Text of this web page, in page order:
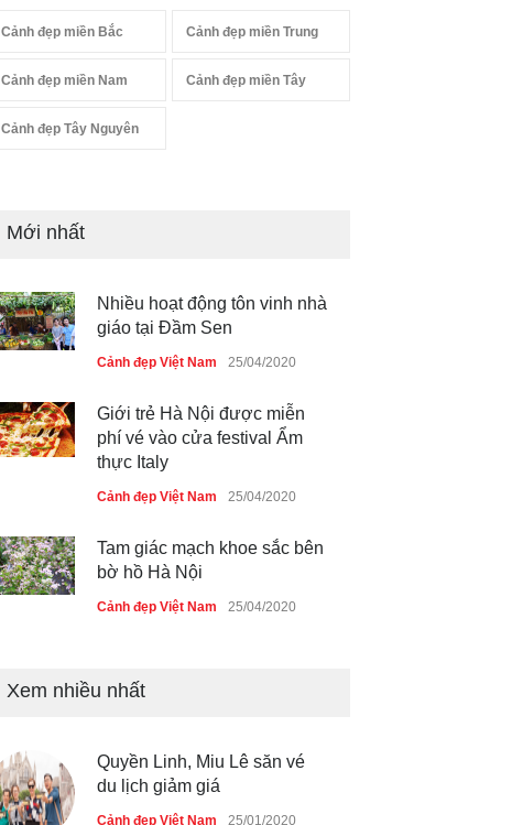
Cảnh đẹp miền Bắc Cảnh đẹp miền Trung
Cảnh đẹp miền Nam Cảnh đẹp miền Tây
Cảnh đẹp Tây Nguyên
Mới nhất
Nhiều hoạt động tôn vinh nhà
giáo tại Đầm Sen
Cảnh đẹp Việt Nam 25/04/2020
Giới trẻ Hà Nội được miễn
phí vé vào cửa festival Ẩm
thực Italy
Cảnh đẹp Việt Nam 25/04/2020
Tam giác mạch khoe sắc bên
bờ hồ Hà Nội
Cảnh đẹp Việt Nam 25/04/2020
du lịch quốc gia
Những món ăn đồng quê dân
dã ở Sài Gòn
Xem nhiều nhất
Quyền Linh, Miu Lê săn vé
du lịch giảm giá
Cảnh đẹp Việt Nam 25/01/2020